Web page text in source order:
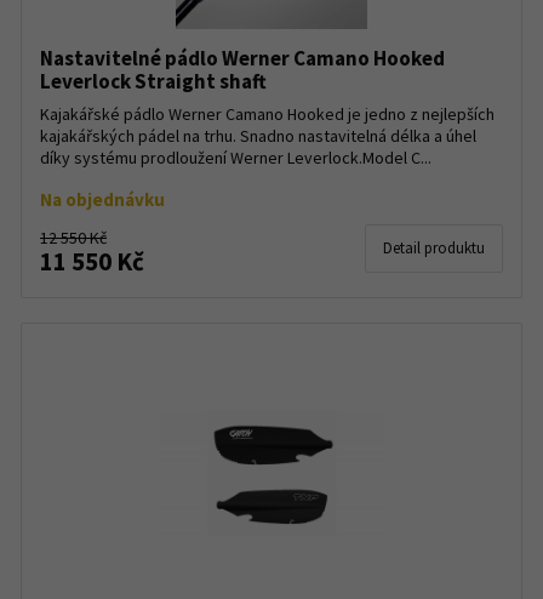
Nastavitelné pádlo Werner Camano Hooked
Leverlock Straight shaft
Kajakářské pádlo Werner Camano Hooked je jedno z nejlepších
kajakářských pádel na trhu. Snadno nastavitelná délka a úhel
díky systému prodloužení Werner Leverlock.Model C...
Na objednávku
12 550 Kč
11 550 Kč Detail produktu